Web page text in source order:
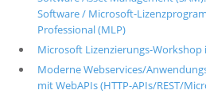
Software / Microsoft-
Professional (MLP)
Microsoft Lizenzierungs-Workshop
Moderne Webservices/
mit WebAPIs (HTTP-APIs/REST/